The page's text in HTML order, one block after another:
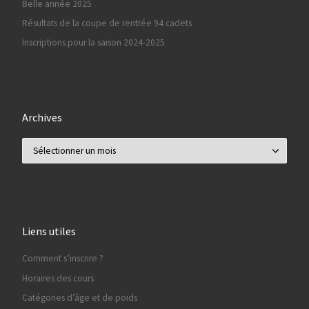
Belle année 2025
Résultats de la coupe de rentrée 94 cadets
Inscriptions pour la saison 2024-2025
Archives
Liens utiles
Comment s’inscrire ?
Horaires des cours
Catégories d’âge et de poids